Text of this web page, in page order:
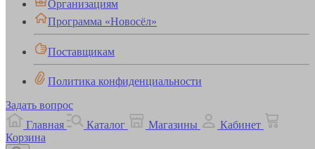
Организациям
Программа «Новосёл»
Поставщикам
Политика конфиденциальности
Задать вопрос
Главная
Каталог Магазины
Кабинет
Корзина